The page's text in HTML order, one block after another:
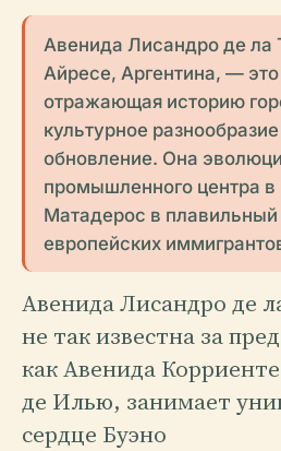
Авенида Лисандро де ла
Айресе, Аргентина, —
отражающая историю
культурное
обновление. Она
промышленного центра в
Матадерос в плавильный
европейских
Авенидa Лисандро де
не так известна за
как Авенидa
де Илью, занимает
сердце Буэно